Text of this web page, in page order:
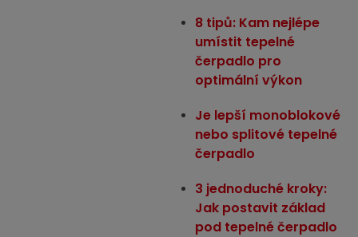
8 tipů: Kam nejlépe
umístit tepelné
čerpadlo pro
optimální výkon
Je lepší monoblokové
nebo splitové tepelné
čerpadlo
3 jednoduché kroky:
Jak postavit základ
pod tepelné čerpadlo